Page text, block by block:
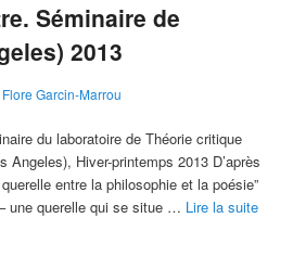
Séminaire de
2013
Flore Garcin-Marrou
du laboratoire de Théorie critique
Angeles), Hiver-printemps 2013 D’après
entre la philosophie et la poésie”
une querelle qui se situe … Lire la suite